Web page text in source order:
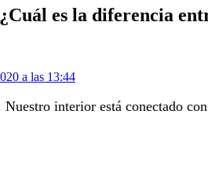
¿Cuál es la diferencia
a las 13:44
Nuestro interior está conectado